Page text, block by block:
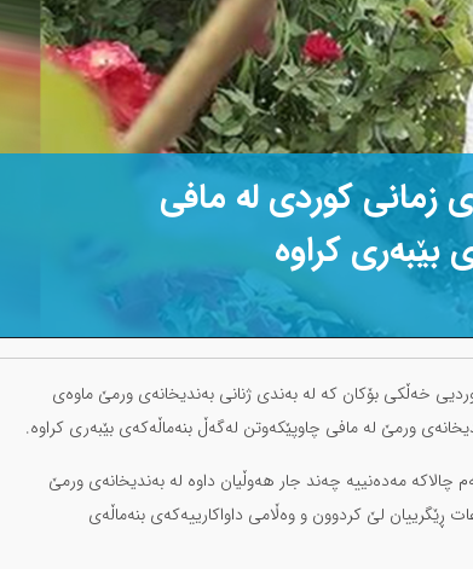
زمانی کوردی لە مافی
بێبەری کراوە
خەڵکی بۆکان کە لە بەندی ژنانی بەندیخانەی ورمێ ماوەی
ورمێ لە مافی چاوپێکەوتن لەگەڵ بنەماڵەکەی بێبەری کراوە.
چالاکە مەدەنییە چەند جار هەوڵیان داوە لە بەندیخانەی ورمێ
ڕێگرییان لێ کردوون و وەڵامی داواکارییەکەی بنەماڵەی